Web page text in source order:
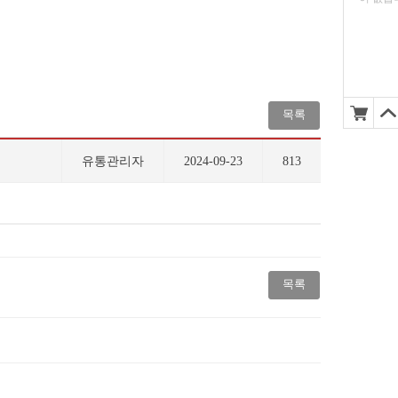
목록
유통관리자 2024-09-23 813
목록